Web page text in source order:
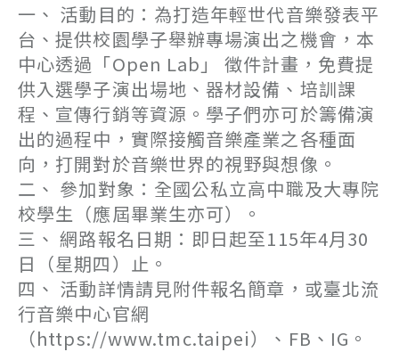
一、 活動目的：為打造年輕世代音樂發表平
台、提供校園學子舉辦專場演出之機會，本
中心透過「Open Lab」 徵件計畫，免費提
供入選學子演出場地、器材設備、培訓課
程、宣傳行銷等資源。學子們亦可於籌備演
出的過程中，實際接觸音樂產業之各種面
向，打開對於音樂世界的視野與想像。
二、 參加對象：全國公私立高中職及大專院
校學生（應屆畢業生亦可）。
三、 網路報名日期：即日起至115年4月30
日（星期四）止。
四、 活動詳情請見附件報名簡章，或臺北流
行音樂中心官網
（https://www.tmc.taipei）、FB、IG。